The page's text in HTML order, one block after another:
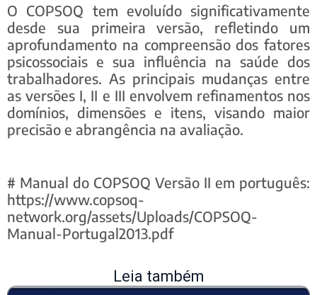
O COPSOQ tem evoluído significativamente
desde sua primeira versão, refletindo um
aprofundamento na compreensão dos fatores
psicossociais e sua influência na saúde dos
trabalhadores. As principais mudanças entre
as versões I, II e III envolvem refinamentos nos
domínios, dimensões e itens, visando maior
precisão e abrangência na avaliação.
# Manual do COPSOQ Versão II em português:
https://www.copsoq-
network.org/assets/Uploads/COPSOQ-
Manual-Portugal2013.pdf
Leia também